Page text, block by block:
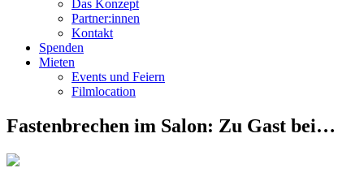
Das Konzept
Partner:innen
Kontakt
Spenden
Mieten
Events und Feiern
Filmlocation
Fastenbrechen im Salon: Zu Gast bei…